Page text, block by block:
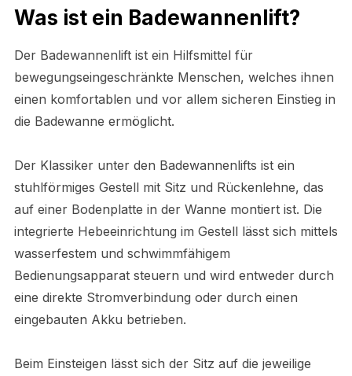
Was ist ein Badewannenlift?
Der Badewannenlift ist ein Hilfsmittel für
bewegungseingeschränkte Menschen, welches ihnen
einen komfortablen und vor allem sicheren Einstieg in
die Badewanne ermöglicht.
Der Klassiker unter den Badewannenlifts ist ein
stuhlförmiges Gestell mit Sitz und Rückenlehne, das
auf einer Bodenplatte in der Wanne montiert ist. Die
integrierte Hebeeinrichtung im Gestell lässt sich mittels
wasserfestem und schwimmfähigem
Bedienungsapparat steuern und wird entweder durch
eine direkte Stromverbindung oder durch einen
eingebauten Akku betrieben.
Beim Einsteigen lässt sich der Sitz auf die jeweilige